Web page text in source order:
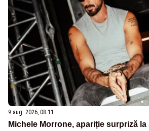
9 aug. 2026, 08:11
Michele Morrone, apariție surpriză la